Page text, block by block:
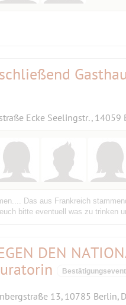
Ecke Seelingstr. , 14059
Das aus Frankreich
bitte eventuell was zu trinken
DEN
Bestätigungsevent
13, 10785 Berlin,